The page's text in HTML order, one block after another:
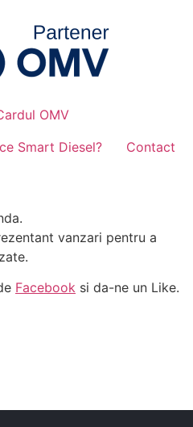
OMV
Smart Diesel?
Contact
vanzari pentru a
Facebook si da-ne un Like.